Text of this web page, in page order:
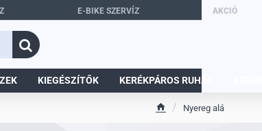
E-BIKE SZERVÍZ AKCIÓ
KIEGÉSZÍTŐK KERÉKPÁROS RUHÁK
Nyereg alá